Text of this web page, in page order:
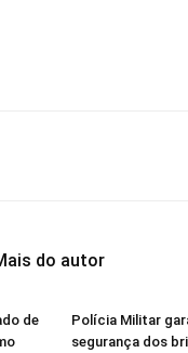
do autor
de
Polícia Militar
segurança dos